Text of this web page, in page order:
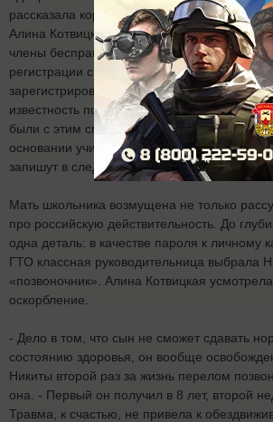
рассказала корреспонденту «Вечерней
Алина Котвицкая. - Видимо, рассудив, что
члены бесправного общества, учительница
регистрации сына на себя. Завела ему
зарегистрировала его на сайте ГТО и
известность постфактум. Вроде как мы,
были с этим смириться? У меня теперь два
основании учитель занимается
запишут в следующий раз?
Мать школьника возмущена не только
про российскую действительность. До
одна деталь: в качестве пароля к личному
ГТО классная руководительница выбрала
«позвоночник». Алина Котвицкая
оскорбление.
- Дело в том, что сын не сможет сдавать
состоянию здоровья, он вообще
Никиты второй раз за жизнь перелом
она. - Первый он получил в 8 лет, второй
Травма, к счастью, не привела к